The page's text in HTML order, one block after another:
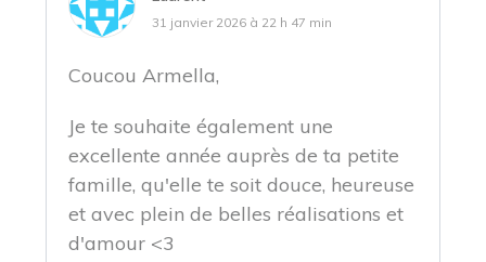
31 janvier 2026 à 22 h 47 min
Coucou Armella,
Je te souhaite également une
excellente année auprès de ta petite
famille, qu'elle te soit douce, heureuse
et avec plein de belles réalisations et
d'amour <3